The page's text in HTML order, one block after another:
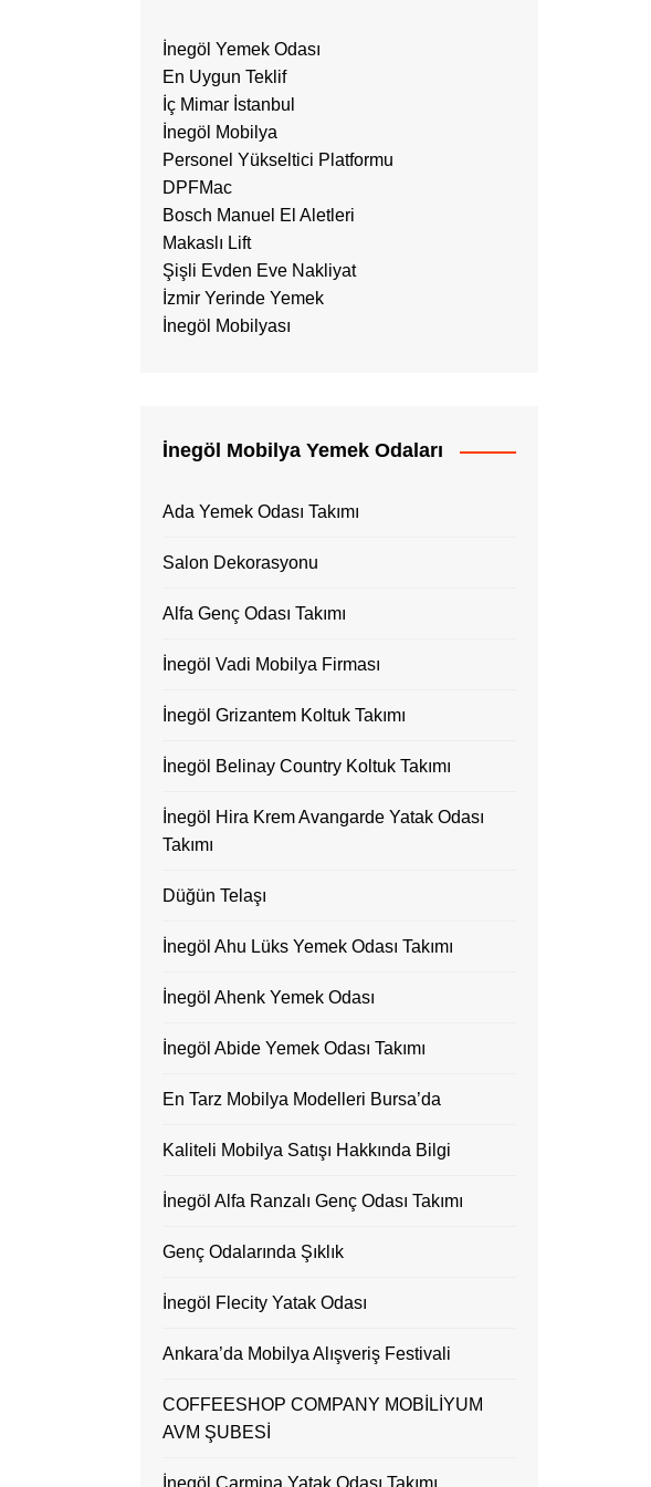
İnegöl Yemek Odası
En Uygun Teklif
İç Mimar İstanbul
İnegöl Mobilya
Personel Yükseltici Platformu
DPFMac
Bosch Manuel El Aletleri
Makaslı Lift
Şişli Evden Eve Nakliyat
İzmir Yerinde Yemek
İnegöl Mobilyası
İnegöl Mobilya Yemek Odaları
Ada Yemek Odası Takımı
Salon Dekorasyonu
Alfa Genç Odası Takımı
İnegöl Vadi Mobilya Firması
İnegöl Grizantem Koltuk Takımı
İnegöl Belinay Country Koltuk Takımı
İnegöl Hira Krem Avangarde Yatak Odası
Takımı
Düğün Telaşı
İnegöl Ahu Lüks Yemek Odası Takımı
İnegöl Ahenk Yemek Odası
İnegöl Abide Yemek Odası Takımı
En Tarz Mobilya Modelleri Bursa’da
Kaliteli Mobilya Satışı Hakkında Bilgi
İnegöl Alfa Ranzalı Genç Odası Takımı
Genç Odalarında Şıklık
İnegöl Flecity Yatak Odası
Ankara’da Mobilya Alışveriş Festivali
COFFEESHOP COMPANY MOBİLİYUM
AVM ŞUBESİ
İnegöl Carmina Yatak Odası Takımı